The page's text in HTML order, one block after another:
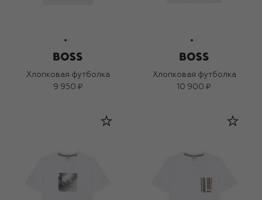
Хлопковая футболка
9 950 ₽
Хлопковая футболка
10 900 ₽